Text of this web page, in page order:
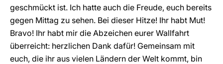
geschmückt ist. Ich hatte auch die Freude, euch bereits
gegen Mittag zu sehen. Bei dieser Hitze! Ihr habt Mut!
Bravo! Ihr habt mir die Abzeichen eurer Wallfahrt
überreicht: herzlichen Dank dafür! Gemeinsam mit
euch, die ihr aus vielen Ländern der Welt kommt, bin